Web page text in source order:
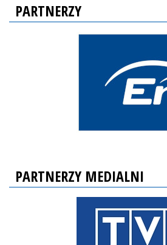
PARTNERZY
PARTNERZY MEDIALNI